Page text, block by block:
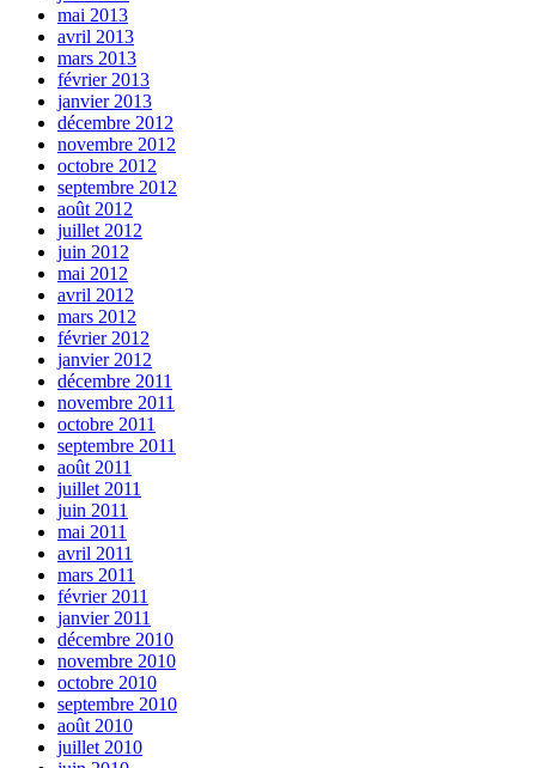
mai 2013
avril 2013
mars 2013
février 2013
janvier 2013
décembre 2012
novembre 2012
octobre 2012
septembre 2012
août 2012
juillet 2012
juin 2012
mai 2012
avril 2012
mars 2012
février 2012
janvier 2012
décembre 2011
novembre 2011
octobre 2011
septembre 2011
août 2011
juillet 2011
juin 2011
mai 2011
avril 2011
mars 2011
février 2011
janvier 2011
décembre 2010
novembre 2010
octobre 2010
septembre 2010
août 2010
juillet 2010